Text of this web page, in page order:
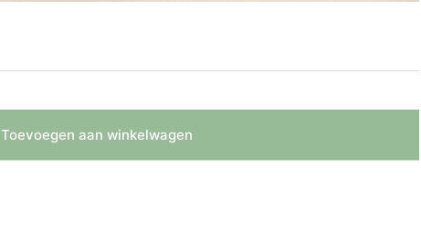
Toevoegen aan winkelwagen